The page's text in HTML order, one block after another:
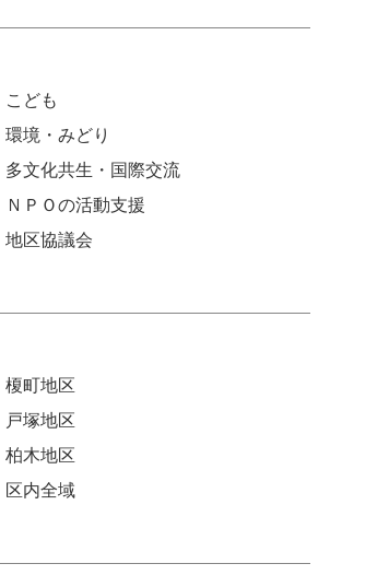
こども
環境・みどり
多文化共生・国際交流
ＮＰＯの活動支援
地区協議会
榎町地区
戸塚地区
柏木地区
区内全域